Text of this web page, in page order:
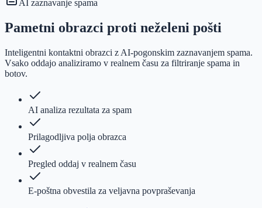
AI zaznavanje spama
Pametni obrazci proti neželeni pošti
Inteligentni kontaktni obrazci z AI-pogonskim zaznavanjem spama.
Vsako oddajo analiziramo v realnem času za filtriranje spama in
botov.
AI analiza rezultata za spam
Prilagodljiva polja obrazca
Pregled oddaj v realnem času
E-poštna obvestila za veljavna povpraševanja